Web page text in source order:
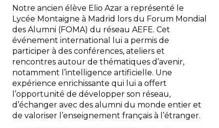
Notre ancien élève Elio Azar a représenté le
Lycée Montaigne à Madrid lors du Forum Mondial
des Alumni (FOMA) du réseau AEFE. Cet
événement international lui a permis de
participer à des conférences, ateliers et
rencontres autour de thématiques d’avenir,
notamment l’intelligence artificielle. Une
expérience enrichissante qui lui a offert
l’opportunité de développer son réseau,
d’échanger avec des alumni du monde entier et
de valoriser l’enseignement français à l’étranger.